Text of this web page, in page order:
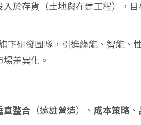
於存貨（土地與在建工程），
下研發團隊，引進綠能、智能、
差異化。
直整合 （遠雄營造）、 成本策略 、